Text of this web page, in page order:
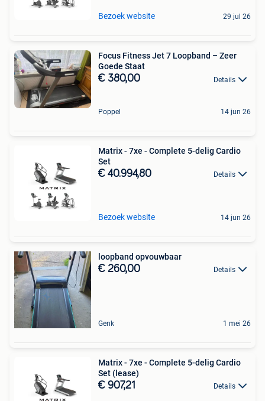
Bezoek website 29 jul 26
Focus Fitness Jet 7 Loopband – Zeer
Goede Staat
€ 380,00 Details
Poppel 14 jun 26
Matrix - 7xe - Complete 5-delig Cardio
Set
€ 40.994,80 Details
Bezoek website 14 jun 26
loopband opvouwbaar
€ 260,00 Details
Genk 1 mei 26
Matrix - 7xe - Complete 5-delig Cardio
Set (lease)
€ 907,21 Details